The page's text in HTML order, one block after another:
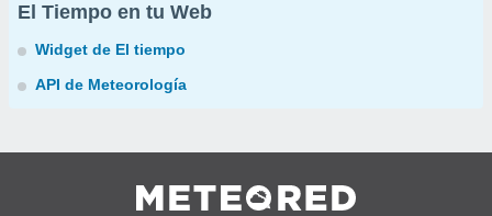
El Tiempo en tu Web
Widget de El tiempo
API de Meteorología